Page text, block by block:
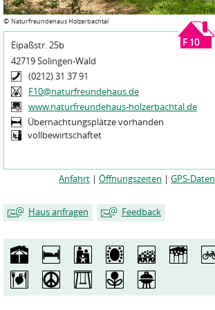
© Naturfreundehaus Holzerbachtal
F 10
Eipaßstr. 25b
42719 Solingen-Wald
(0212) 31 37 91
F10@naturfreundehaus.de
www.naturfreundehaus-holzerbachtal.de
Übernachtungsplätze vorhanden
vollbewirtschaftet
Anfahrt | Öffnungszeiten | GPS-Daten
Haus anfragen Feedback
Mein Name
Meine E-Mailadresse*
Mein Name
Meine E-Mailadresse*